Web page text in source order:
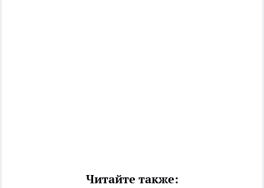
Читайте также: